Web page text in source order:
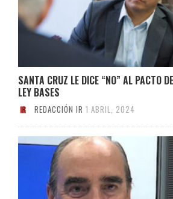
SANTA CRUZ LE DICE “NO” AL PACTO
LEY BASES
REDACCIÓN IR 1 ABRIL, 2024